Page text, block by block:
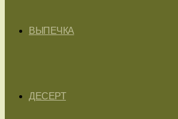
ВЫПЕЧКА
ДЕСЕРТ